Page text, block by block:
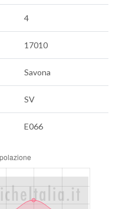
4
17010
Savona
SV
E066